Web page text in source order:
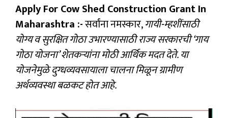
Apply For Cow Shed Construction Grant In
Maharashtra :-सर्वांना नमस्कार,गायी-म्हशींसाठी
योग्य व सुरक्षित गोठा उभारण्यासाठी राज्य सरकारची ‘गाय
गोठा योजना’ शेतकऱ्यांना मोठी आर्थिक मदत देते. या
योजनेमुळे दुग्धव्यवसायाला चालना मिळून ग्रामीण
अर्थव्यवस्था बळकट होत आहे.